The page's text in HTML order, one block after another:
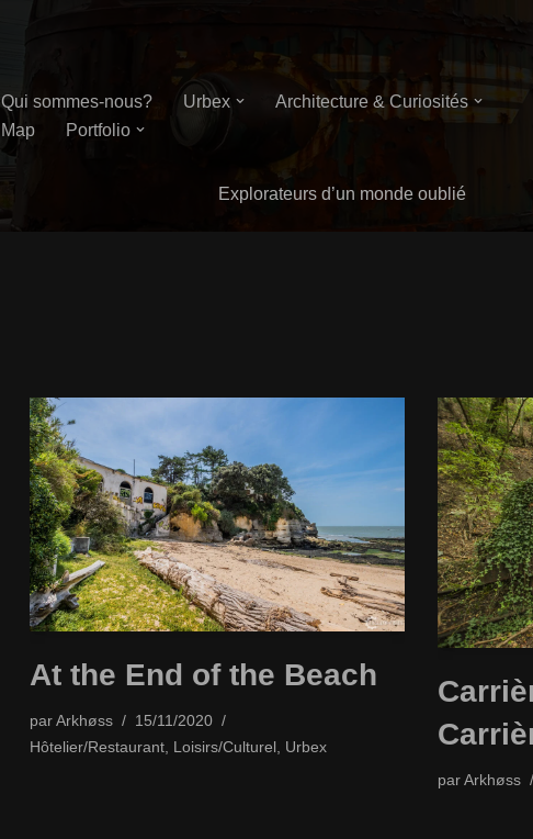
Qui sommes-nous? Urbex
Architecture & Curiosités
Map
Portfolio
Explorateurs d’un monde oublié
At the End of the Beach
parArkhøss
15/11/2020
Hôtelier/Restaurant, Loisirs/Culturel, Urbex
parArkhøss